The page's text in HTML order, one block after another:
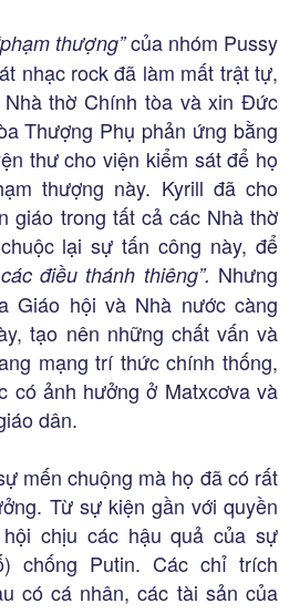
thượng”của nhóm Pussy
nhạc rock đã làm mất trật tự,
thờ Chính tòa và xin Đức
Thượng Phụ phản ứng bằng
thư cho viện kiểm sát để họ
thượng này. Kyrill đã cho
giáo trong tất cả các Nhà thờ
lại sự tấn công này, để
điều thánh thiêng”. Nhưng
Giáo hội và Nhà nước càng
tạo nên những chất vấn và
mạng trí thức chính thống,
có ảnh hưởng ở Matxcơva và
dân.
mến chuộng mà họ đã có rất
Từ sự kiện gần với quyền
chịu các hậu quả của sự
chống Putin. Các chỉ trích
có cá nhân, các tài sản của